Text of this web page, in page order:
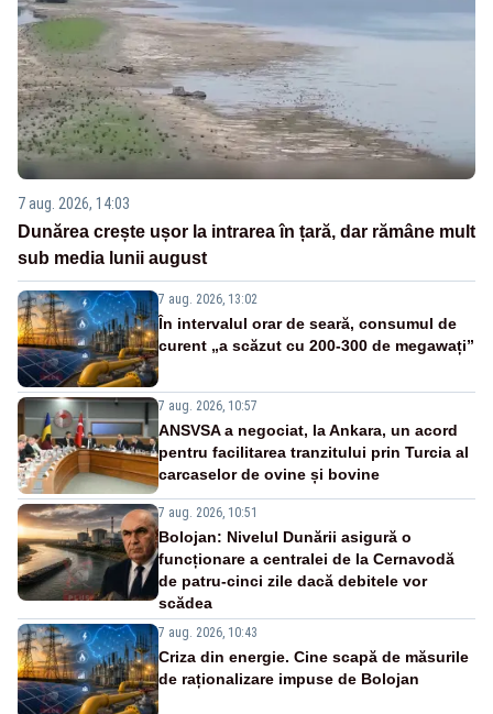
7 aug. 2026, 14:03
Dunărea crește ușor la intrarea în țară, dar rămâne mult
sub media lunii august
7 aug. 2026, 13:02
În intervalul orar de seară, consumul de
curent „a scăzut cu 200-300 de megawați”
7 aug. 2026, 10:57
ANSVSA a negociat, la Ankara, un acord
pentru facilitarea tranzitului prin Turcia al
carcaselor de ovine și bovine
7 aug. 2026, 10:51
Bolojan: Nivelul Dunării asigură o
funcționare a centralei de la Cernavodă
de patru-cinci zile dacă debitele vor
scădea
7 aug. 2026, 10:43
Criza din energie. Cine scapă de măsurile
de raționalizare impuse de Bolojan